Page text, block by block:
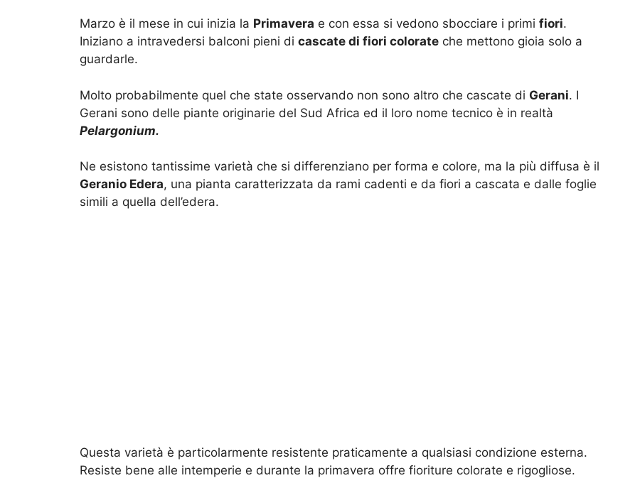
Marzo è il mese in cui inizia la Primavera e con essa si vedono sbocciare i primi fiori.
Iniziano a intravedersi balconi pieni di cascate di fiori colorate che mettono gioia solo a
guardarle.
Molto probabilmente quel che state osservando non sono altro che cascate di Gerani. I
Gerani sono delle piante originarie del Sud Africa ed il loro nome tecnico è in realtà
Pelargonium.
Ne esistono tantissime varietà che si differenziano per forma e colore, ma la più diffusa è il
Geranio Edera, una pianta caratterizzata da rami cadenti e da fiori a cascata e dalle foglie
simili a quella dell’edera.
Questa varietà è particolarmente resistente praticamente a qualsiasi condizione esterna.
Resiste bene alle intemperie e durante la primavera offre fioriture colorate e rigogliose.